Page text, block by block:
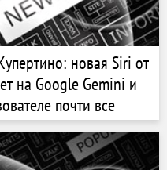
новая Siri от
на Google Gemini и
почти все